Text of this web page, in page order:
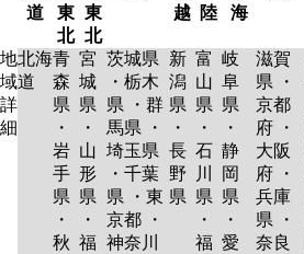
道
東
北
東
北
越 陸
海
地
域
詳
細
北海
道
青
森
県
・
岩
手
県
・
秋
宮
城
県
・
山
形
県
・
福
茨城県
・栃木
県 ・群
馬県 ・
埼玉県
・千葉
県 ・東
京都 ・
神奈川
新
潟
県
・
長
野
県
富
山
県
・
石
川
県
・
福
岐
阜
県
・
静
岡
県
・
愛
滋賀
県 ・
京都
府 ・
大阪
府 ・
兵庫
県 ・
奈良